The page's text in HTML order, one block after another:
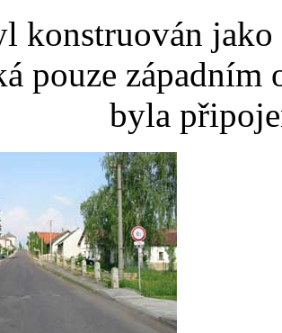
konstruován
pouze
byla